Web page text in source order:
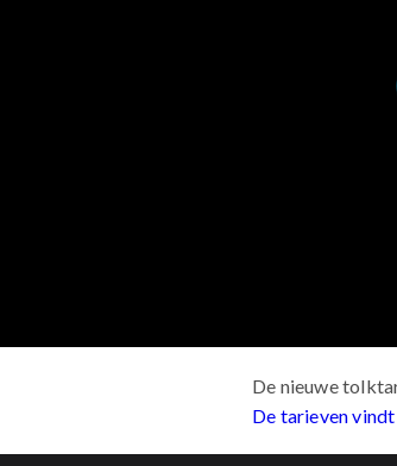
De nieuwe
De tarieven